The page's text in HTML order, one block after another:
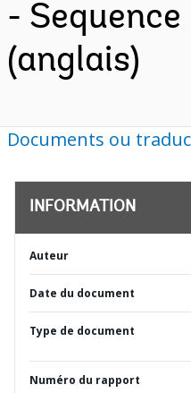
- Sequence
(anglais)
Documents ou
INFORMATION
Auteur
Date du document
Type de document
Numéro du rapport